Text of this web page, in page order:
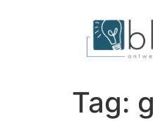
Tag: